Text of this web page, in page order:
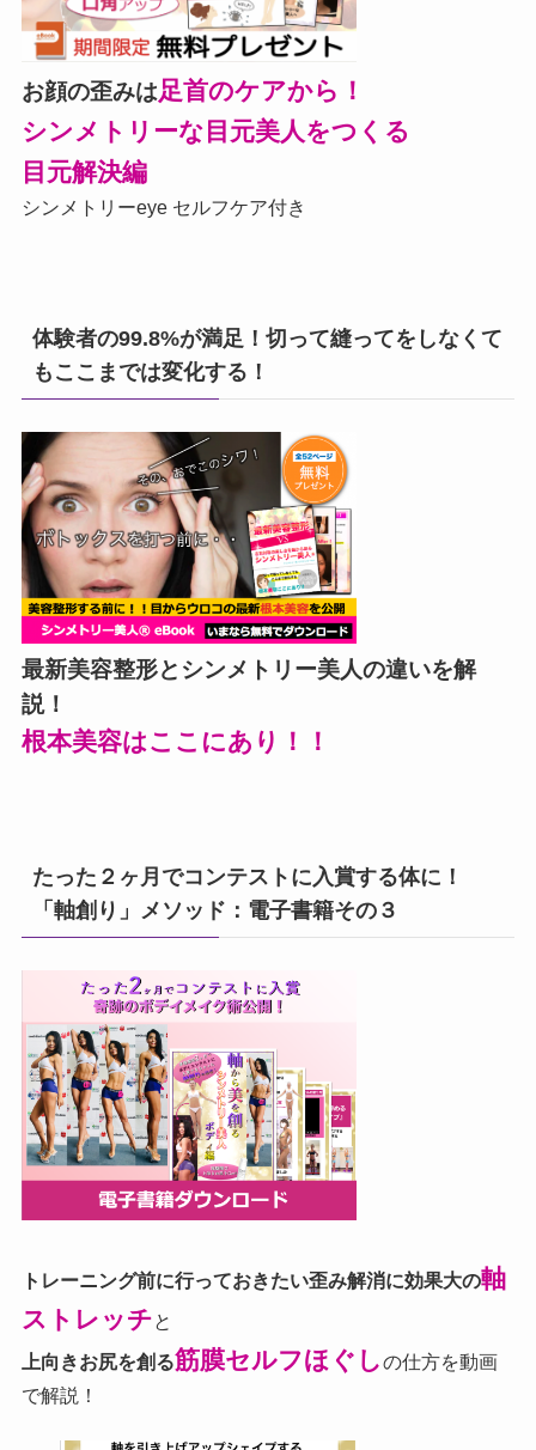
お顔の歪みは足首のケアから！
シンメトリーな目元美人をつくる
目元解決編
シンメトリーeye セルフケア付き
体験者の99.8%が満足！切って縫ってをしなくて
もここまでは変化する！
最新美容整形とシンメトリー美人の違いを解
説！
根本美容はここにあり！！
たった２ヶ月でコンテストに入賞する体に！
「軸創り」メソッド：電子書籍その３
トレーニング前に行っておきたい歪み解消に効果大の軸
ストレッチと
上向きお尻を創る筋膜セルフほぐしの仕方を動画
で解説！